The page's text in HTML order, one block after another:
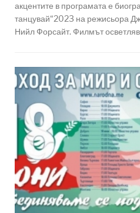
акцентите в програмата е
танцувай“2023 на режисьора
Нийл Форсайт. Филмът